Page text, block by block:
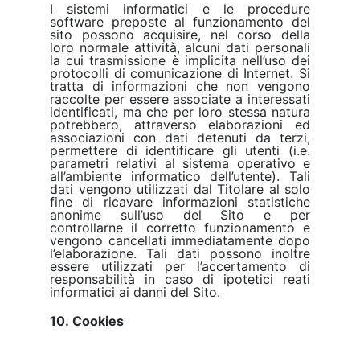
I sistemi informatici e le procedure
software preposte al funzionamento del
sito possono acquisire, nel corso della
loro normale attività, alcuni dati personali
la cui trasmissione è implicita nell’uso dei
protocolli di comunicazione di Internet. Si
tratta di informazioni che non vengono
raccolte per essere associate a interessati
identificati, ma che per loro stessa natura
potrebbero, attraverso elaborazioni ed
associazioni con dati detenuti da terzi,
permettere di identificare gli utenti (i.e.
parametri relativi al sistema operativo e
all’ambiente informatico dell’utente). Tali
dati vengono utilizzati dal Titolare al solo
fine di ricavare informazioni statistiche
anonime sull’uso del Sito e per
controllarne il corretto funzionamento e
vengono cancellati immediatamente dopo
l’elaborazione. Tali dati possono inoltre
essere utilizzati per l’accertamento di
responsabilità in caso di ipotetici reati
informatici ai danni del Sito.
10. Cookies